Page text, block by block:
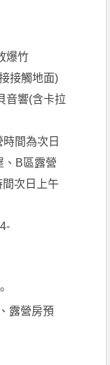
爆竹
接觸地面)
音響(含卡拉
間為次日
、B區露營
間次日上午
露營房預